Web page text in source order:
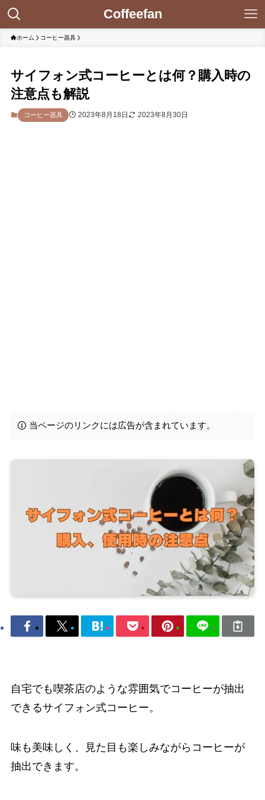
Coffeefan
ホーム コーヒー器具
サイフォン式コーヒーとは何？購入時の
注意点も解説
コーヒー器具 2023年8月18日 2023年8月30日
当ページのリンクには広告が含まれています。
自宅でも喫茶店のような雰囲気でコーヒーが抽出
できるサイフォン式コーヒー。
味も美味しく、見た目も楽しみながらコーヒーが
抽出できます。